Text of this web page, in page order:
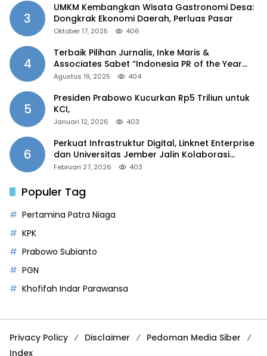
3
UMKM Kembangkan Wisata Gastronomi Desa:
Dongkrak Ekonomi Daerah, Perluas Pasar
Oktober 17, 2025 406
4
Terbaik Pilihan Jurnalis, Inke Maris &
Associates Sabet “Indonesia PR of the Year
2025”
Agustus 19, 2025 404
5
Presiden Prabowo Kucurkan Rp5 Triliun untuk
KCI,
Januari 12, 2026 403
6
Perkuat Infrastruktur Digital, Linknet Enterprise
dan Universitas Jember Jalin Kolaborasi
Smart Campus Berbasis AI
Februari 27, 2026 403
Populer Tag
Pertamina Patra Niaga
KPK
Prabowo Subianto
PGN
Khofifah Indar Parawansa
Privacy Policy Disclaimer
Pedoman Media Siber
Index